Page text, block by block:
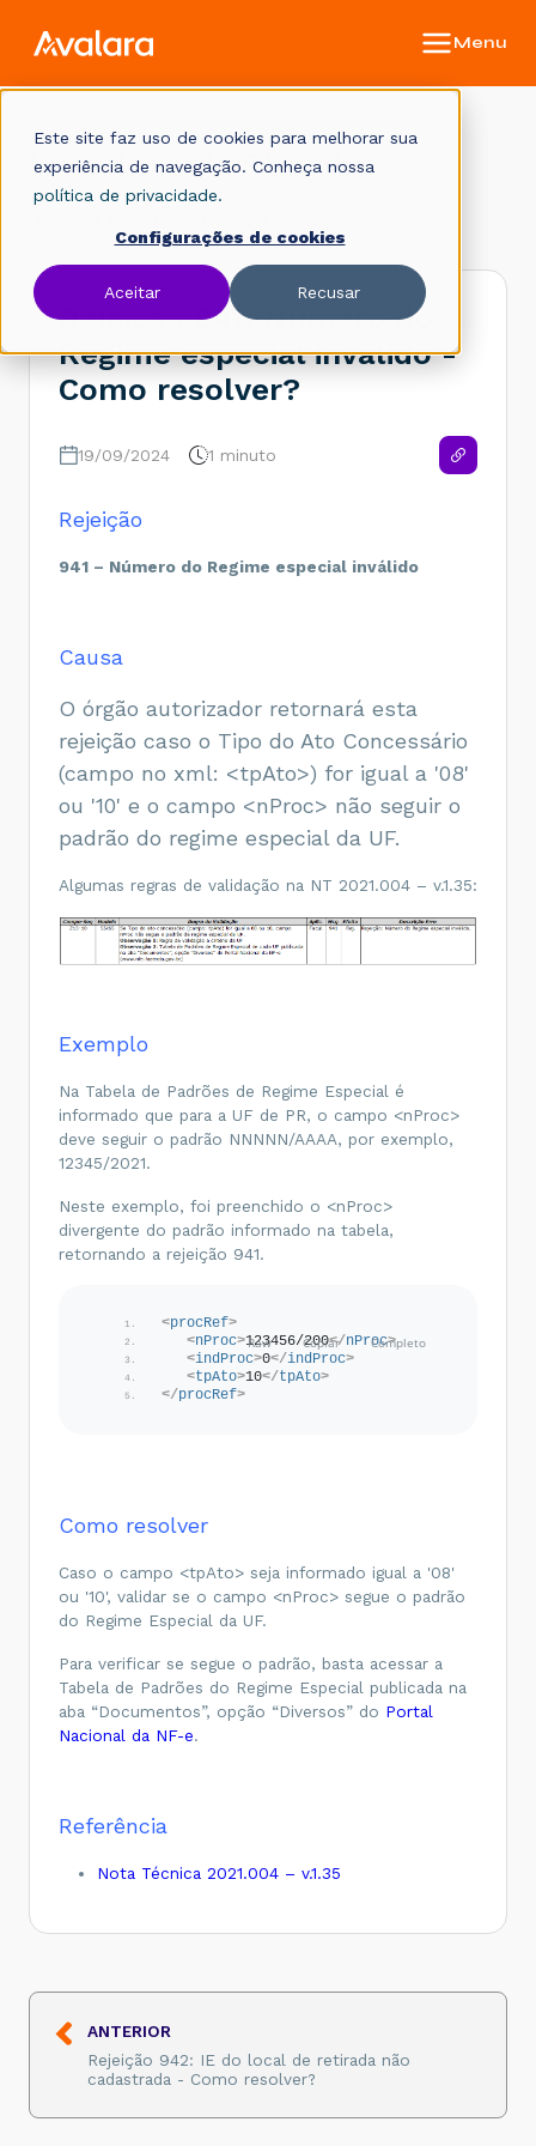
Este site faz uso de cookies para melhorar sua
experiência de navegação. Conheça nossa
política de privacidade.
Configurações de cookies
Aceitar Recusar
Base de conhecimento
Rejeição 941: Número do
Regime especial inválido -
Como resolver?
19/09/2024 1 minuto
Rejeição
941 – Número do Regime especial inválido
Causa
O órgão autorizador retornará esta
rejeição caso o Tipo do Ato Concessário
(campo no xml: <tpAto>) for igual a '08'
ou '10' e o campo <nProc> não seguir o
padrão do regime especial da UF.
Algumas regras de validação na NT 2021.004 – v.1.35:
Exemplo
Na Tabela de Padrões de Regime Especial é
informado que para a UF de PR, o campo <nProc>
deve seguir o padrão NNNNN/AAAA, por exemplo,
12345/2021.
Neste exemplo, foi preenchido o <nProc>
divergente do padrão informado na tabela,
retornando a rejeição 941.
<procRef>
<nProc>123456/200</nProc>
<indProc>0</indProc>
<tpAto>10</tpAto>
</procRef>
Como resolver
Caso o campo <tpAto> seja informado igual a '08'
ou '10', validar se o campo <nProc> segue o padrão
do Regime Especial da UF.
Para verificar se segue o padrão, basta acessar a
Tabela de Padrões do Regime Especial publicada na
aba “Documentos”, opção “Diversos” do Portal
Nacional da NF-e.
Referência
Nota Técnica 2021.004 – v.1.35
ANTERIOR
Rejeição 942: IE do local de retirada não
cadastrada - Como resolver?